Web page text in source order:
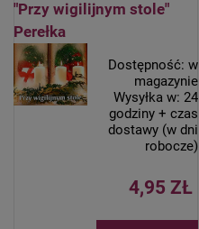
"Przy wigilijnym stole"
Perełka
Dostępność: w
magazynie
Wysyłka w: 24
godziny + czas
dostawy (w dni
robocze)
4,95 ZŁ